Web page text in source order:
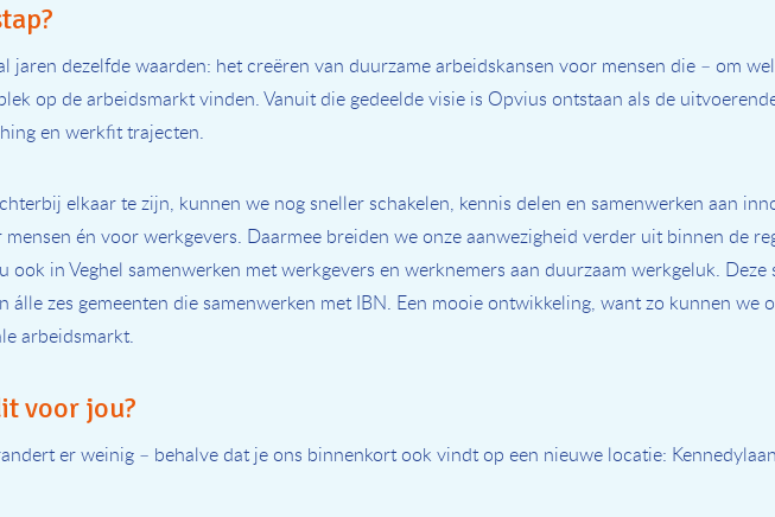
jaren dezelfde waarden: het creëren van duurzame arbeidskansen voor mensen die – om
op de arbeidsmarkt vinden. Vanuit die gedeelde visie is Opvius ontstaan als de
en werkfit trajecten.
elkaar te zijn, kunnen we nog sneller schakelen, kennis delen en samenwerken aan
én voor werkgevers. Daarmee breiden we onze aanwezigheid verder uit binnen de
ook in Veghel samenwerken met werkgevers en werknemers aan duurzaam werkgeluk.
álle zes gemeenten die samenwerken met IBN. Een mooie ontwikkeling, want zo kunnen we
arbeidsmarkt.
voor jou?
er weinig – behalve dat je ons binnenkort ook vindt op een nieuwe locatie: